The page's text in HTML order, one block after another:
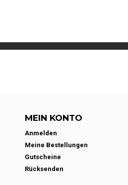
MEIN KONTO
Anmelden
Meine Bestellungen
Gutscheine
Rücksenden